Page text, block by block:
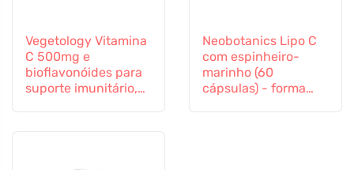
Vegetology Vitamina
C 500mg e
bioflavonóides para
suporte imunitário,
Neobotanics Lipo C
com espinheiro-
marinho (60
cápsulas) - forma